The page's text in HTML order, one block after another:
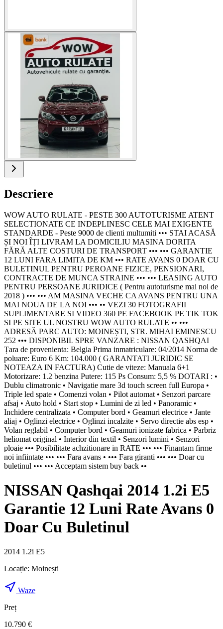
Descriere
WOW AUTO RULATE - PESTE 300 AUTOTURISME ATENT
SELECTIONATE CE INDEPLINESC CELE MAI EXIGENTE
STANDARDE - Peste 9000 de clienti multumiti ••• STAI ACASĂ
ȘI NOI ÎȚI LIVRAM LA DOMICILIU MASINA DORITA
FĂRĂ ALTE COSTURI DE TRANSPORT ••• ••• GARANTIE
12 LUNI FARA LIMITA DE KM ••• RATE AVANS 0 DOAR CU
BULETINUL PENTRU PEROANE FIZICE, PENSIONARI,
CONTRACTE DE MUNCA STRAINE ••• ••• LEASING AUTO
PENTRU PERSOANE JURIDICE ( Pentru autoturisme mai noi de
2018 ) ••• ••• AM MASINA VECHE CA AVANS PENTRU UNA
MAI NOUA DE LA NOI ••• •• VEZI 30 FOTOGRAFII
SUPLIMENTARE SI VIDEO 360 PE FACEBOOK PE TIK TOK
SI PE SITE UL NOSTRU WOW AUTO RULATE •• •••
ADRESĂ PARC AUTO: MOINEȘTI, STR. MIHAI EMINESCU
252 ••• DISPONIBIL SPRE VANZARE : NISSAN QASHQAI
Țara de provenienta: Belgia Prima inmatriculare: 04/2014 Norma de
poluare: Euro 6 Km: 104.000 ( GARANTATI JURIDIC SE
NOTEAZA IN FACTURA) Cutie de viteze: Manuala 6+1
Motorizare: 1.2 benzina Putere: 115 Ps Consum: 5,5 % DOTARI : •
Dublu climatronic • Navigatie mare 3d touch screen full Europa •
Triple led spate • Comenzi volan • Pilot automat • Senzori parcare
afsaj • Auto hold • Start stop • Lumini de zi led • Panoramic •
Inchidere centralizata • Computer bord • Geamuri electrice • Jante
aliaj • Oglinzi electrice • Oglinzi incalzite • Servo directie abs esp •
Volan reglabil • Computer bord • Geamuri ionizate fabrica • Parbriz
heliomat original • Interior din textil • Senzori lumini • Senzori
ploaie ••• Posibilitate achzitionare in RATE ••• ••• Finantam firme
noi infiintate ••• ••• Fara avans • ••• Fara giranti ••• ••• Doar cu
buletinul ••• ••• Acceptam sistem buy back ••
NISSAN Qashqai 2014 1.2i E5
Garantie 12 Luni Rate Avans 0
Doar Cu Buletinul
2014 1.2i E5
Locație: Moinești
Waze
Preț
10.790 €